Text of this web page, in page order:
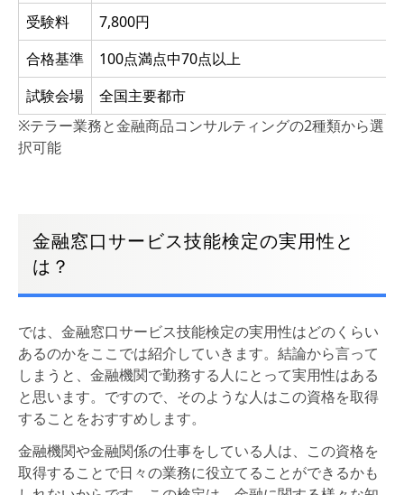
受験料
7,800円
合格基準
100点満点中70点以上
試験会場
全国主要都市
※テラー業務と金融商品コンサルティングの2種類から選
択可能
金融窓口サービス技能検定の実用性と
は？
では、金融窓口サービス技能検定の実用性はどのくらい
あるのかをここでは紹介していきます。結論から言って
しまうと、金融機関で勤務する人にとって実用性はある
と思います。ですので、そのような人はこの資格を取得
することをおすすめします。
金融機関や金融関係の仕事をしている人は、この資格を
取得することで日々の業務に役立てることができるかも